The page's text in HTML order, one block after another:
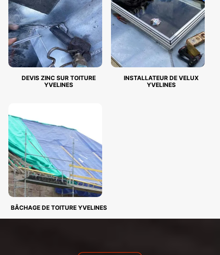
DEVIS ZINC SUR TOITURE
YVELINES
INSTALLATEUR DE VELUX
YVELINES
BÂCHAGE DE TOITURE YVELINES